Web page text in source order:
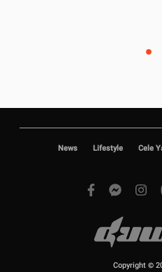
News Lifestyle Cele
Copyright ©